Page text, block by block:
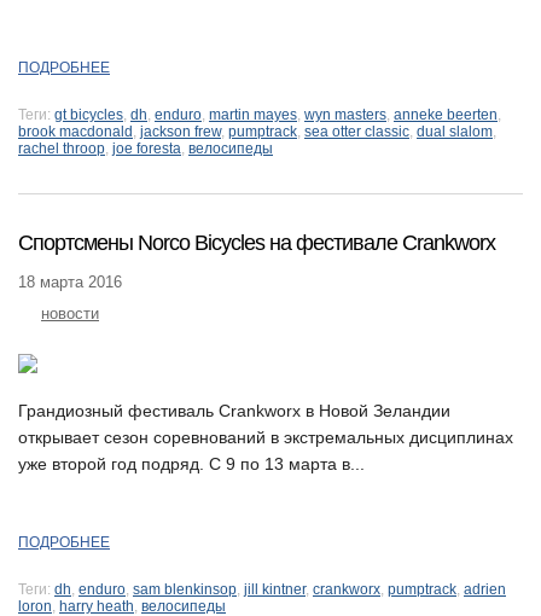
ПОДРОБНЕЕ
Теги: gt bicycles, dh, enduro, martin mayes, wyn masters, anneke beerten,
brook macdonald , jackson frew, pumptrack, sea otter classic, dual slalom,
rachel throop, joe foresta, велосипеды
Спортсмены Norco Bicycles на фестивале Crankworx
18 марта 2016
новости
Грандиозный фестиваль Crankworx в Новой Зеландии
открывает сезон соревнований в экстремальных дисциплинах
уже второй год подряд. С 9 по 13 марта в...
ПОДРОБНЕЕ
Теги: dh, enduro, sam blenkinsop, jill kintner, crankworx, pumptrack, adrien
loron, harry heath, велосипеды